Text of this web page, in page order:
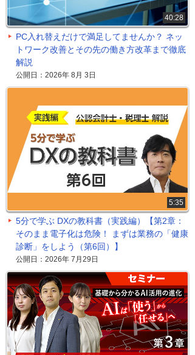
40:28
PC入れ替えだけで満足してませんか？ ネッ
トワーク改善とその先の働き方改革まで徹底
解説
公開日：2026年 8月 3日
5:35
5分で学ぶ DXの教科書（実践編）【第2章：
そのまま電子化は危険！ まずは業務の「健康
診断」をしよう（第6回）】
公開日：2026年 7月29日